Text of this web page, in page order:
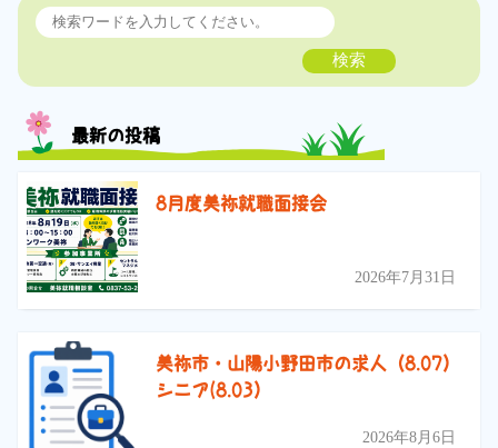
検索
最新の投稿
8月度美祢就職面接会
2026年7月31日
美祢市・山陽小野田市の求人（8.07）
シニア(8.03）
2026年8月6日